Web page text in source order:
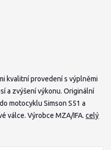
kvalitní provedení s výplněmi
a zvýšení výkonu. Originální
motocyklu Simson S51 a
válce. Výrobce MZA/IFA.celý